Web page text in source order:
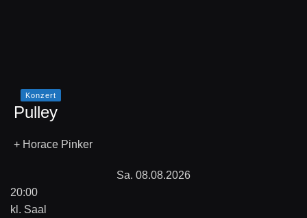
Konzert
Pulley
+ Horace Pinker
Sa. 08.08.2026
20:00
kl. Saal